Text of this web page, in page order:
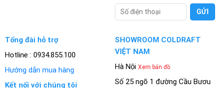
Tổng đài hỗ trợ
Hotline : 0934.855.100
Hướng dẫn mua hàng
Kết nối với chúng tôi
SHOWROOM COLDRAFT
VIỆT NAM
Hà Nội Xem bản đồ
Số 25 ngõ 1 đường Cầu Bươu